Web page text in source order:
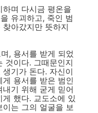
며 다시금 평온을
유괴하고, 죽인 범
아갔지만 뜻하지
, 용서를 받게 되었
것이다. 그때문인지
기가 돈다. 자신이
용서를 받은 범인
기 위해 굳게 믿어
했다. 교도소에 있
는 그의 얼굴을 보